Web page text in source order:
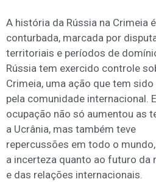
A história da Rússia na Crimeia
conturbada, marcada por
territoriais e períodos de
Rússia tem exercido controle
Crimeia, uma ação que tem
pela comunidade internacional.
ocupação não só aumentou as
a Ucrânia, mas também teve
repercussões em todo o
a incerteza quanto ao futuro da
e das relações internacionais.